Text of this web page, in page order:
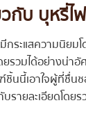
วกับ บุหรี่
ะแสความนิยม
วมได้อย่างน่าอั
นี้เอาใจผู้ที่ชื่น
ายละเอียดโดย